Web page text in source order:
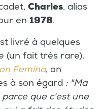
Charles, alias
en 1978.
livré à quelques
(un fait très rare).
Femina, on
à son égard : "Ma
que c'est une